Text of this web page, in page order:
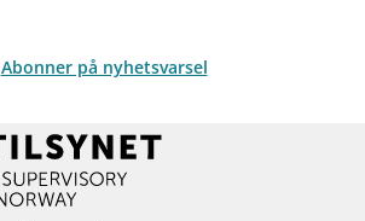
Abonner på nyhetsvarsel